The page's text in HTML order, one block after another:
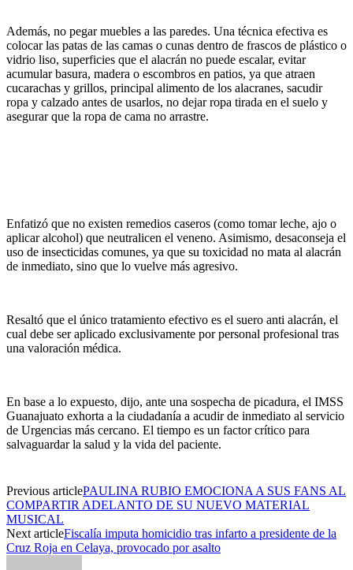
Además, no pegar muebles a las paredes. Una técnica efectiva es
colocar las patas de las camas o cunas dentro de frascos de plástico o
vidrio liso, superficies que el alacrán no puede escalar, evitar
acumular basura, madera o escombros en patios, ya que atraen
cucarachas y grillos, principal alimento de los alacranes, sacudir
ropa y calzado antes de usarlos, no dejar ropa tirada en el suelo y
asegurar que la ropa de cama no arrastre.
Enfatizó que no existen remedios caseros (como tomar leche, ajo o
aplicar alcohol) que neutralicen el veneno. Asimismo, desaconseja el
uso de insecticidas comunes, ya que su toxicidad no mata al alacrán
de inmediato, sino que lo vuelve más agresivo.
Resaltó que el único tratamiento efectivo es el suero anti alacrán, el
cual debe ser aplicado exclusivamente por personal profesional tras
una valoración médica.
En base a lo expuesto, dijo, ante una sospecha de picadura, el IMSS
Guanajuato exhorta a la ciudadanía a acudir de inmediato al servicio
de Urgencias más cercano. El tiempo es un factor crítico para
salvaguardar la salud y la vida del paciente.
Previous articlePAULINA RUBIO EMOCIONA A SUS FANS AL
COMPARTIR ADELANTO DE SU NUEVO MATERIAL
MUSICAL
Next articleFiscalía imputa homicidio tras infarto a presidente de la
Cruz Roja en Celaya, provocado por asalto